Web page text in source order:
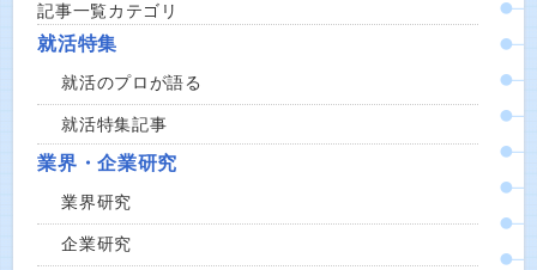
記事一覧カテゴリ
就活特集
就活のプロが語る
就活特集記事
業界・企業研究
業界研究
企業研究